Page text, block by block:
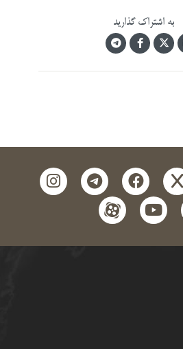
به اشتراک گذارید
facebook
telegram
instagram
youtube
aparat